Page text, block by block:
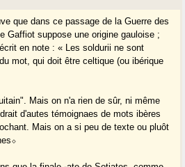
que dans ce passage de la Guerre des
Gaffiot suppose une origine gauloise ;
en note : « Les soldurii ne sont
mot, qui doit être celtique (ou ibérique
Mais on n'a rien de sûr, ni même
d'autes témoignaes de mots ibères
Mais on a si peu de texte ou pluôt